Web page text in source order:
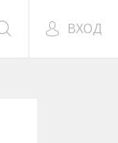
ВХОД